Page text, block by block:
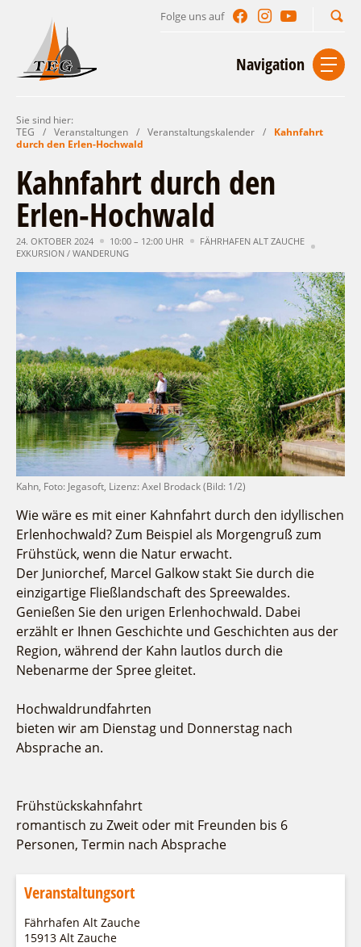
Folge uns auf
Navigation
Start Kontakt
Urlaub im Leichhardt Land
Reisegebiet
Lieblingsorte
Freizeit und Erholung
Auf & im Wasser
Per Rad
Aktiverlebnisse
Einkaufen
Sehenswertes
Naturlehrpfad Ludwig Leichhardt
Buchbare Angebote
Individuell
Gruppen
Touristinformationen
Fremdenverkehrsvereine
Ludwig Leichhardt
Kahnfahrten
Fahrgastschiff
Unterkünfte finden
Gastgeberverzeichnis
Camping
Ferienhaus- und Campingpark „Ludwig
Leichhardt“
Spreewälder Seecamping
Campingplatz am Mochowsee
Campingplatz Jessern
Veranstaltungen
Veranstaltungshöhepunkte
Wirtschaftsförderung
Regionalentwicklung
SPOT
Bürgerbus
Naturwelt Lieberoser Heide
Q-Gemeinde Schwielochsee
Staatlich anerkannter Erholungsort Goyatz
Mein Brandenburg – Infostelen
Unternehmensbetreuung
ILB
WFG
Service
Über uns
Team
Aktuelles
Infomaterial
Warenkorb
Sie sind hier:
TEG
/ Veranstaltungen / Veranstaltungskalender /
Kahnfahrt
durch den Erlen-Hochwald
Kahnfahrt durch den
Erlen-Hochwald
24. OKTOBER 2024 10:00 – 12:00 UHR
FÄHRHAFEN ALT ZAUCHE
EXKURSION / WANDERUNG
Kahn, Foto: Jegasoft, Lizenz: Axel Brodack (Bild: 1/2)
Wie wäre es mit einer Kahnfahrt durch den idyllischen
Erlenhochwald? Zum Beispiel als Morgengruß zum
Frühstück, wenn die Natur erwacht.
Der Juniorchef, Marcel Galkow stakt Sie durch die
einzigartige Fließlandschaft des Spreewaldes.
Genießen Sie den urigen Erlenhochwald. Dabei
erzählt er Ihnen Geschichte und Geschichten aus der
Region, während der Kahn lautlos durch die
Nebenarme der Spree gleitet.
Hochwaldrundfahrten
bieten wir am Dienstag und Donnerstag nach
Absprache an.
Frühstückskahnfahrt
romantisch zu Zweit oder mit Freunden bis 6
Personen, Termin nach Absprache
Veranstaltungsort
Fährhafen Alt Zauche
15913 Alt Zauche